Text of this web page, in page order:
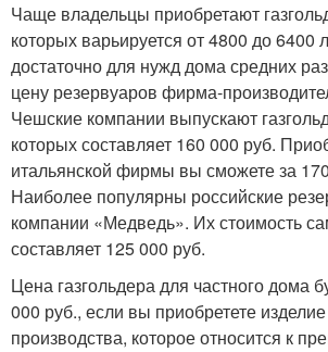
Чаще владельцы приобретают
которых варьируется от 4800 до 6400
достаточно для нужд дома средних
цену резервуаров фирма-
Чешские компании выпускают
которых составляет 160 000 руб.
итальянской фирмы вы сможете за
Наиболее популярны российские
компании «Медведь». Их стоимость
составляет 125 000 руб.
Цена газгольдера для частного дома
000 руб., если вы приобретете
производства, которое относится к